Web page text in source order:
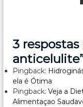
e
g
a
3 respostas
Pingback:
ela é Ótima
Pingback:Veja a
Alimentaçao